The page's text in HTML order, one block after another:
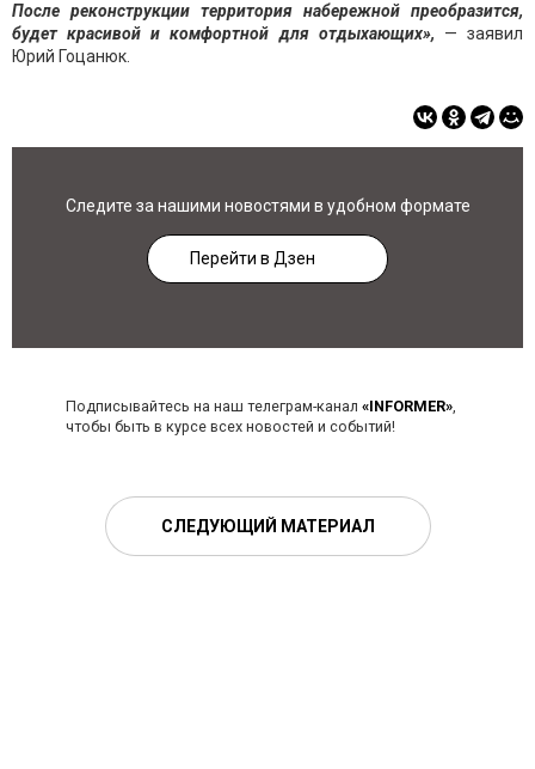
После реконструкции территория набережной преобразится,
будет красивой и комфортной для отдыхающих», — заявил
Юрий Гоцанюк.
Следите за нашими новостями в удобном формате
Перейти в Дзен
Подписывайтесь на наш телеграм-канал «INFORMER»,
чтобы быть в курсе всех новостей и событий!
СЛЕДУЮЩИЙ МАТЕРИАЛ